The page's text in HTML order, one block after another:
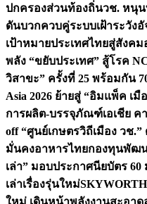
ปกครองส่วนท้องถิ่นวช. หนุน
ดันบวกควบคู่ระบบเฝ้าระวัง
เป้าหมายประเทศไทยสู่สังค
พลัง “ขยับประเทศ” สู้โรค
วิสาขะ” ครั้งที่ 25 พร้อมกัน
Asia 2026 ย้ายสู่ “อิมแพ็ค เ
การผลิต-บรรจุภัณฑ์เอเชีย ค
off “ศูนย์เกษตรวิถีเมือง วช
มั่นคงอาหารไทยกองทุนพัฒน
เล่า” มอบประกาศนียบัตร
เล่าเรื่องรุ่นใหม่
ใหม่ เดินหน้าพลังงานสะอาด